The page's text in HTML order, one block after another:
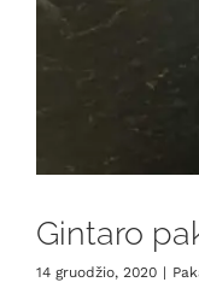
Gintaro
14 gruodžio, 2020 |